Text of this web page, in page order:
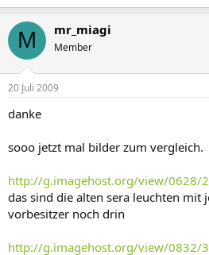
M mr_miagi
Member
20 Juli 2009
danke
sooo jetzt mal bilder zum vergleich.
http://g.imagehost.org/view/0628/
das sind die alten sera leuchten mit
vorbesitzer noch drin
http://g.imagehost.org/view/0832/